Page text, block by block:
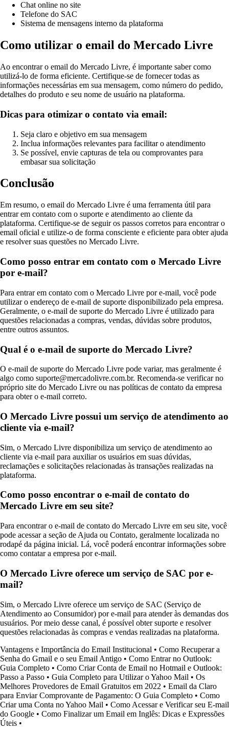
Chat online no site
Telefone do SAC
Sistema de mensagens interno da plataforma
Como utilizar o email do Mercado Livre
Ao encontrar o email do Mercado Livre, é importante saber como
utilizá-lo de forma eficiente. Certifique-se de fornecer todas as
informações necessárias em sua mensagem, como número do pedido,
detalhes do produto e seu nome de usuário na plataforma.
Dicas para otimizar o contato via email:
Seja claro e objetivo em sua mensagem
Inclua informações relevantes para facilitar o atendimento
Se possível, envie capturas de tela ou comprovantes para
embasar sua solicitação
Conclusão
Em resumo, o email do Mercado Livre é uma ferramenta útil para
entrar em contato com o suporte e atendimento ao cliente da
plataforma. Certifique-se de seguir os passos corretos para encontrar o
email oficial e utilize-o de forma consciente e eficiente para obter ajuda
e resolver suas questões no Mercado Livre.
Como posso entrar em contato com o Mercado Livre
por e-mail?
Para entrar em contato com o Mercado Livre por e-mail, você pode
utilizar o endereço de e-mail de suporte disponibilizado pela empresa.
Geralmente, o e-mail de suporte do Mercado Livre é utilizado para
questões relacionadas a compras, vendas, dúvidas sobre produtos,
entre outros assuntos.
Qual é o e-mail de suporte do Mercado Livre?
O e-mail de suporte do Mercado Livre pode variar, mas geralmente é
algo como suporte@mercadolivre.com.br. Recomenda-se verificar no
próprio site do Mercado Livre ou nas políticas de contato da empresa
para obter o e-mail correto.
O Mercado Livre possui um serviço de atendimento ao
cliente via e-mail?
Sim, o Mercado Livre disponibiliza um serviço de atendimento ao
cliente via e-mail para auxiliar os usuários em suas dúvidas,
reclamações e solicitações relacionadas às transações realizadas na
plataforma.
Como posso encontrar o e-mail de contato do
Mercado Livre em seu site?
Para encontrar o e-mail de contato do Mercado Livre em seu site, você
pode acessar a seção de Ajuda ou Contato, geralmente localizada no
rodapé da página inicial. Lá, você poderá encontrar informações sobre
como contatar a empresa por e-mail.
O Mercado Livre oferece um serviço de SAC por e-
mail?
Sim, o Mercado Livre oferece um serviço de SAC (Serviço de
Atendimento ao Consumidor) por e-mail para atender às demandas dos
usuários. Por meio desse canal, é possível obter suporte e resolver
questões relacionadas às compras e vendas realizadas na plataforma.
Vantagens e Importância do Email Institucional • Como Recuperar a
Senha do Gmail e o seu Email Antigo • Como Entrar no Outlook:
Guia Completo • Como Criar Conta de Email no Hotmail e Outlook:
Passo a Passo • Guia Completo para Utilizar o Yahoo Mail • Os
Melhores Provedores de Email Gratuitos em 2022 • Email da Claro
para Enviar Comprovante de Pagamento: O Guia Completo • Como
Criar uma Conta no Yahoo Mail • Como Acessar e Verificar seu E-mail
do Google • Como Finalizar um Email em Inglês: Dicas e Expressões
Úteis •